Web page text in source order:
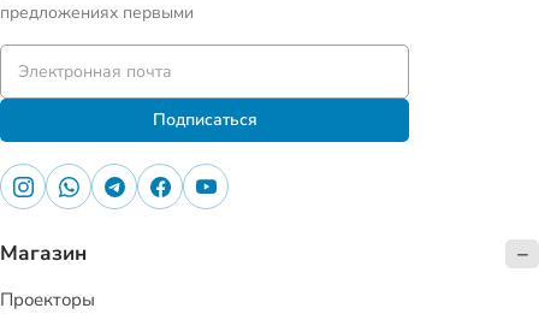
предложениях первыми
Подписаться
Магазин
Проекторы